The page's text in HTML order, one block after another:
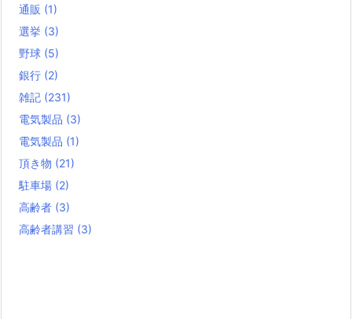
通販 (1)
選挙 (3)
野球 (5)
銀行 (2)
雑記 (231)
電気製品 (3)
電気製品 (1)
頂き物 (21)
駐車場 (2)
高齢者 (3)
高齢者講習 (3)